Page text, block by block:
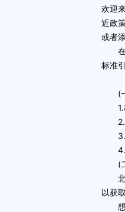
欢迎
近政
或者
在
标准
(一
1.标
2.技
3.市
4.标
(二
北
以获
想